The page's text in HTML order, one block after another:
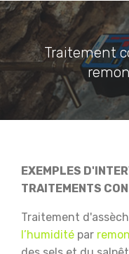
Traitement
EXEMPLES
TRAITEMENTS
Traitement
l’humidité par